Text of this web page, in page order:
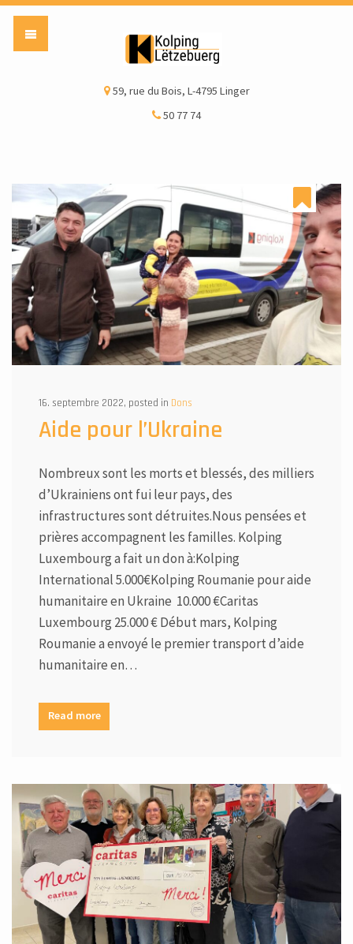
59, rue du Bois, L-4795 Linger
50 77 74
16. septembre 2022, posted in Dons
Aide pour l’Ukraine
Nombreux sont les morts et blessés, des milliers
d’Ukrainiens ont fui leur pays, des
infrastructures sont détruites.Nous pensées et
prières accompagnent les familles. Kolping
Luxembourg a fait un don à:Kolping
International 5.000€Kolping Roumanie pour aide
humanitaire en Ukraine 10.000 €Caritas
Luxembourg 25.000 € Début mars, Kolping
Roumanie a envoyé le premier transport d’aide
humanitaire en…
Read more